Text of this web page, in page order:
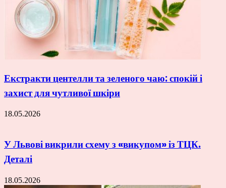
Екстракти центелли та зеленого чаю: спокій і
захист для чутливої шкіри
18.05.2026
У Львові викрили схему з «викупом» із ТЦК.
Деталі
18.05.2026